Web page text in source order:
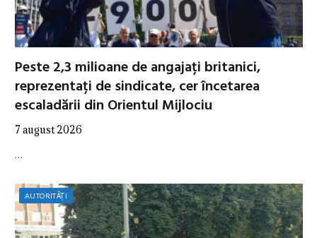
Peste 2,3 milioane de angajați britanici,
reprezentați de sindicate, cer încetarea
escaladării din Orientul Mijlociu
7 august 2026
…
AUTORITĂȚI